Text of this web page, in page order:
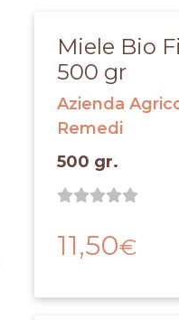
Miele Bio
500 gr
Azienda
Remedi
500 gr.

11,50€